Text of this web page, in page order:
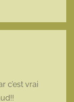
c’est vrai